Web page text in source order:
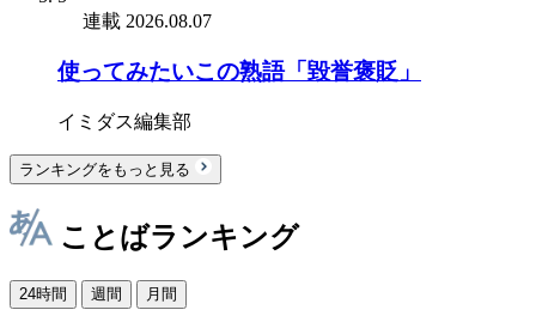
連載 2026.08.07
使ってみたいこの熟語「毀誉褒貶」
イミダス編集部
ランキングをもっと見る
ことばランキング
24時間 週間 月間